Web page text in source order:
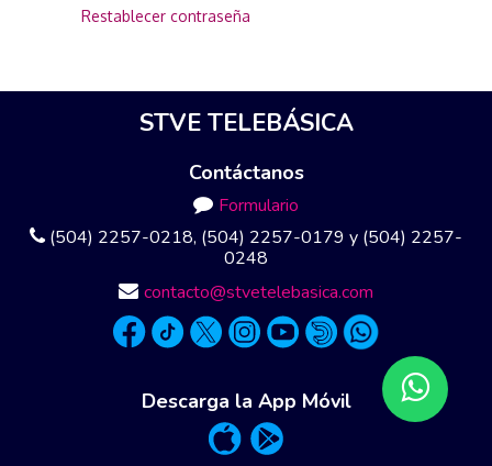
Restablecer contraseña
STVE TELEBÁSICA
Contáctanos
Formulario
(504) 2257-0218, (504) 2257-0179 y (504) 2257-
0248
contacto@stvetelebasica.com
Descarga la App Móvil